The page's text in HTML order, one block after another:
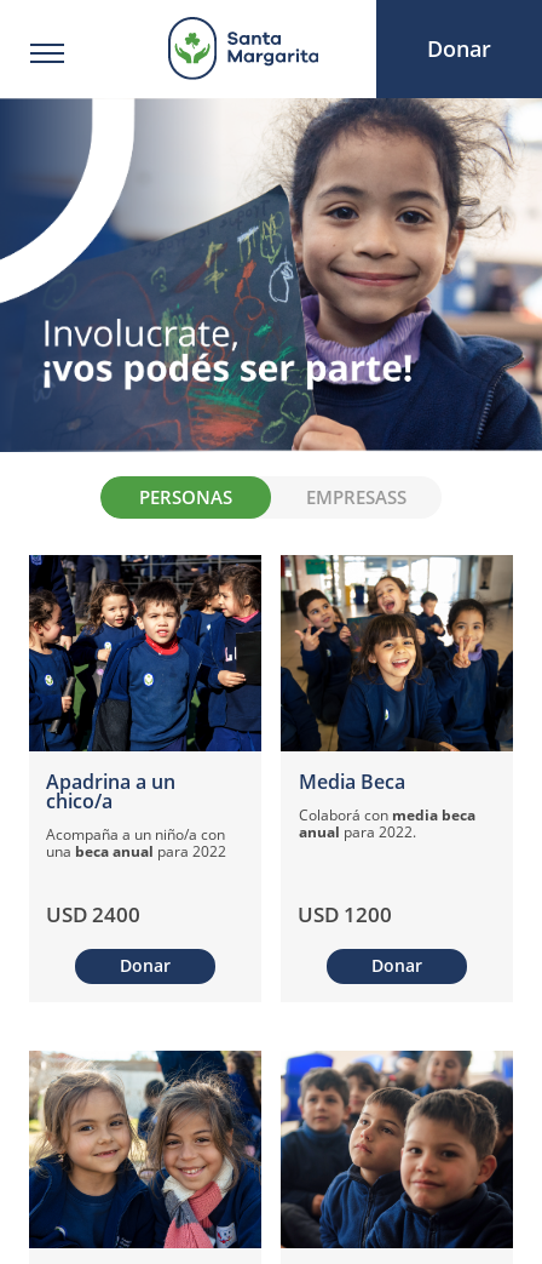
Donar
PERSONAS EMPRESASS
Apadrina a un
chico/a
Acompaña a un niño/a con
una beca anual para 2022
USD 2400
Donar
Media Beca
Colaborá con media beca
anual para 2022.
USD 1200
Donar